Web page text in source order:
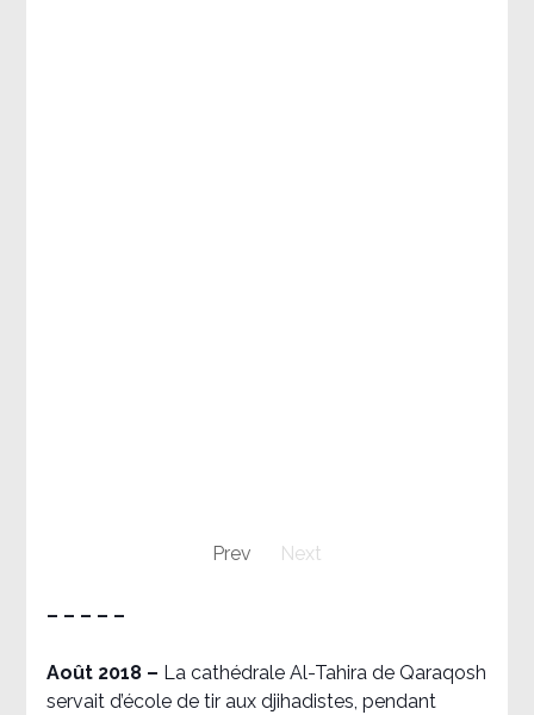
Prev Next
– – – – –
Août 2018 – La cathédrale Al-Tahira de Qaraqosh
servait d’école de tir aux djihadistes, pendant